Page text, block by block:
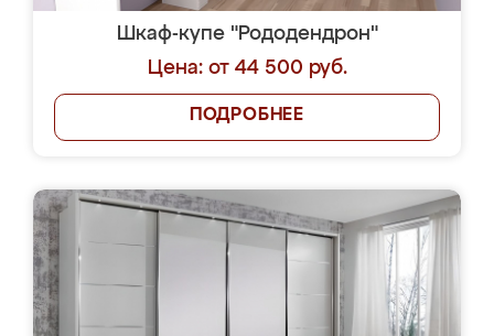
Шкаф-купе "Рододендрон"
Цена: от 44 500 руб.
ПОДРОБНЕЕ